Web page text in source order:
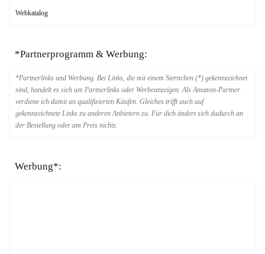
Webkatalog
*Partnerprogramm & Werbung:
*Partnerlinks und Werbung. Bei Links, die mit einem Sternchen (*) gekennzeichnet
sind, handelt es sich um Partnerlinks oder Werbeanzeigen. Als Amazon-Partner
verdiene ich damit an qualifizierten Käufen. Gleiches trifft auch auf
gekennzeichnete Links zu anderen Anbietern zu. Für dich ändert sich dadurch an
der Bestellung oder am Preis nichts.
Werbung*: